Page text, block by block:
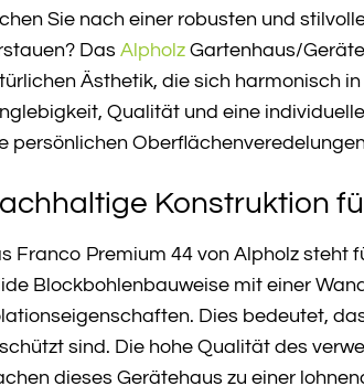
Sie nach einer robusten und
Das Alpholz Gartenhaus/
Ästhetik, die sich harmonisch
Qualität und eine
persönlichen
Konstruktion
Franco Premium 44 von Alpholz
Blockbohlenbauweise mit einer
Dies bedeutet,
sind. Die hohe Qualität des
dieses Gerätehaus zu einer